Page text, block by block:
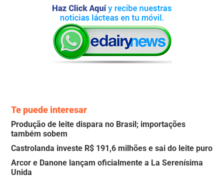
Te puede interesar
Produção de leite dispara no Brasil; importações
também sobem
Castrolanda investe R$ 191,6 milhões e sai do leite puro
Arcor e Danone lançam oficialmente a La Serenísima
Unida